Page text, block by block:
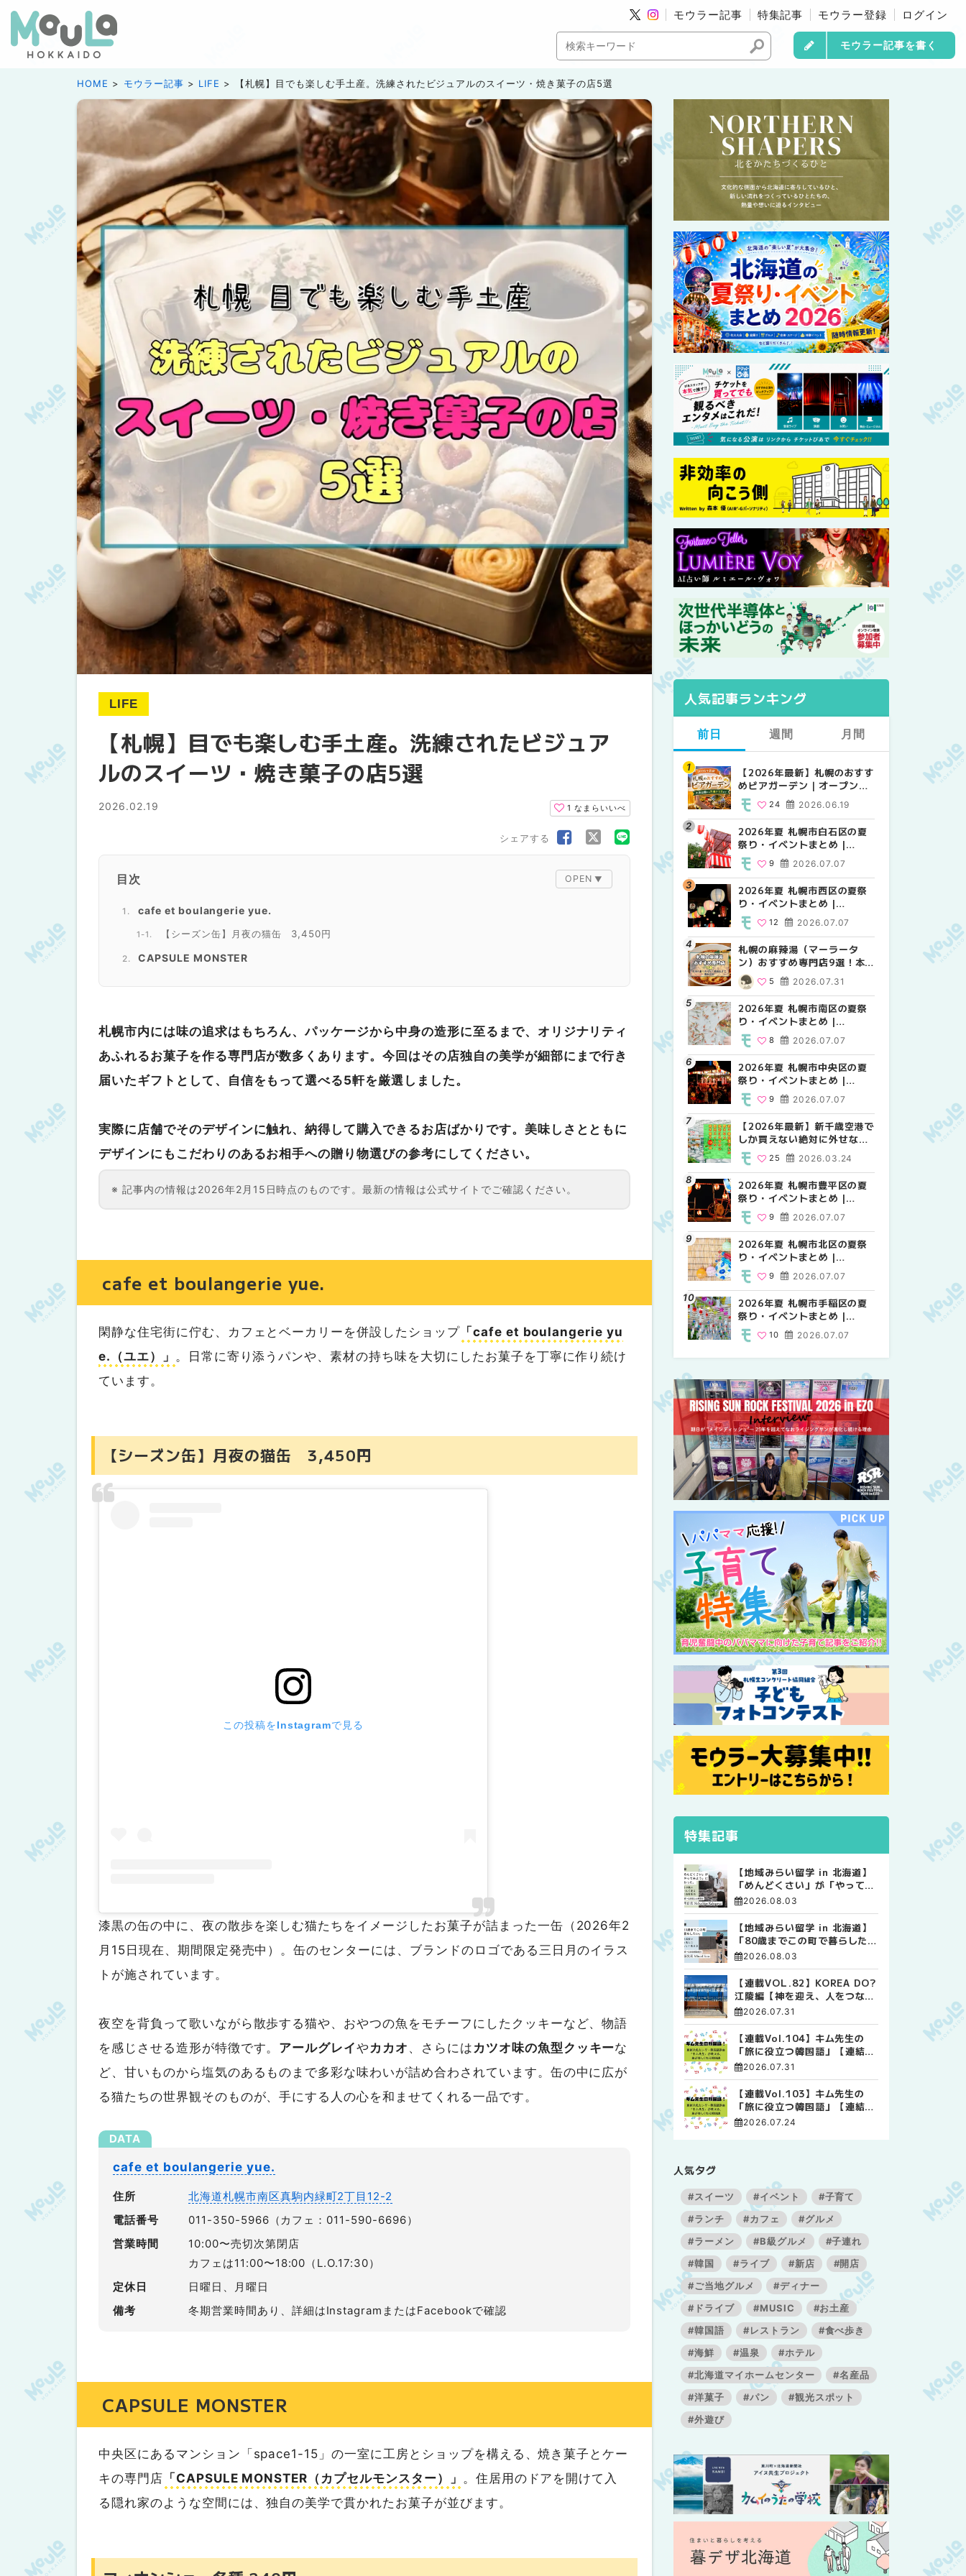
モウラー記事 特集記事 モウラー登録 ログイン
モウラー記事を書く
HOME モウラー記事 LIFE 【札幌】目でも楽しむ手土産。洗練されたビジュアルのスイーツ・焼き菓子の店5選
LIFE
【札幌】目でも楽しむ手土産。洗練されたビジュア
ルのスイーツ・焼き菓子の店5選
2026.02.19 1 なまらいいべ
シェアする
目次
cafe et boulangerie yue.
【シーズン缶】月夜の猫缶 3,450円
CAPSULE MONSTER
チョコレート 55g 1,400円〜、25g 630円〜
佐藤堂
北海道 熊もなか（ピスタチオ餡と小倉餡） 1個 450円
マカロン 1個320円〜、3個入り 950円〜
おわりに：豊かな素材と、独自の造形美を楽しむお菓子巡り
札幌市内には味の追求はもちろん、パッケージから中身の造形に至るまで、オリジナリティ
あふれるお菓子を作る専門店が数多くあります。今回はその店独自の美学が細部にまで行き
届いたギフトとして、自信をもって選べる5軒を厳選しました。
実際に店舗でそのデザインに触れ、納得して購入できるお店ばかりです。美味しさとともに
デザインにもこだわりのあるお相手への贈り物選びの参考にしてください。
記事内の情報は2026年2月15日時点のものです。最新の情報は公式サイトでご確認ください。
cafe et boulangerie yue.
閑静な住宅街に佇む、カフェとベーカリーを併設したショップ「cafe et boulangerie yu
e.（ユエ）」 。日常に寄り添うパンや、素材の持ち味を大切にしたお菓子を丁寧に作り続け
ています。
【シーズン缶】月夜の猫缶 3,450円
この投稿をInstagramで見る
漆黒の缶の中に、夜の散歩を楽しむ猫たちをイメージしたお菓子が詰まった一缶（2026年2
月15日現在、期間限定発売中）。缶のセンターには、ブランドのロゴである三日月のイラス
トが施されています。
夜空を背負って歌いながら散歩する猫や、おやつの魚をモチーフにしたクッキーなど、物語
を感じさせる造形が特徴です。 アールグレイやカカオ 、さらには カツオ味の魚型クッキーな
ど、甘いものから塩気のあるものまで多彩な味わいが詰め合わされています。缶の中に広が
る猫たちの世界観そのものが、手にする人の心を和ませてくれる一品です。
cafe et boulangerie yue.
住所
北海道札幌市南区真駒内緑町2丁目12-2
電話番号
011-350-5966（カフェ：011-590-6696）
営業時間
10:00〜売切次第閉店
カフェは11:00〜18:00（L.O.17:30）
定休日
日曜日、月曜日
備考
冬期営業時間あり、詳細はInstagramまたはFacebookで確認
CAPSULE MONSTER
中央区にあるマンション「space1-15」の一室に工房とショップを構える、焼き菓子とケー
キの専門店 「CAPSULE MONSTER（カプセルモンスター）」 。住居用のドアを開けて入
る隠れ家のような空間には、独自の美学で貫かれたお菓子が並びます。
人気記事ランキング
前日
【2026年最新】札幌のおすす
めビアガーデン｜オープン日
順に徹底紹介！大通公園から
穴場テラスまで | MouLa
HOKKAIDO
2026.06.19
24
2026年夏 札幌市白石区の夏
祭り・イベントまとめ |
MouLa HOKKAIDO
2026.07.07
9
2026年夏 札幌市西区の夏祭
り・イベントまとめ |
MouLa HOKKAIDO
2026.07.07
12
札幌の麻辣湯（マーラータ
ン）おすすめ専門店9選！本
場の量り売りから最新店まで
徹底比較 | MouLa
HOKKAIDO
2026.07.31
5
2026年夏 札幌市南区の夏祭
り・イベントまとめ |
MouLa HOKKAIDO
2026.07.07
8
2026年夏 札幌市中央区の夏
祭り・イベントまとめ |
MouLa HOKKAIDO
2026.07.07
9
【2026年最新】新千歳空港で
しか買えない絶対に外せない
限定スイーツ・焼き菓子18選
| MouLa HOKKAIDO
2026.03.24
25
2026年夏 札幌市豊平区の夏
祭り・イベントまとめ |
MouLa HOKKAIDO
2026.07.07
9
2026年夏 札幌市北区の夏祭
り・イベントまとめ |
MouLa HOKKAIDO
2026.07.07
9
2026年夏 札幌市手稲区の夏
祭り・イベントまとめ |
MouLa HOKKAIDO
2026.07.07
10
週間
【2026年最新】札幌のおすす
めビアガーデン｜オープン日
穴場テラスまで | MouLa
HOKKAIDO
24
2026年夏 札幌市西区の夏祭
り・イベントまとめ |
12
2026年夏 札幌市北区の夏祭
り・イベントまとめ |
9
2026年夏 札幌市手稲区の夏
祭り・イベントまとめ |
10
2026年夏 札幌市白石区の夏
祭り・イベントまとめ |
9
2026年夏 札幌市清田区の夏
祭り・イベントまとめ |
6
2026年夏 札幌市南区の夏祭
り・イベントまとめ |
8
2026年夏 札幌市豊平区の夏
祭り・イベントまとめ |
9
2026年夏 札幌市中央区の夏
祭り・イベントまとめ |
9
2026年夏 恵庭市・千歳市の
夏祭り・イベントまとめ |
9
月間
【2026年最新】札幌のおすす
めビアガーデン｜オープン日
穴場テラスまで | MouLa
HOKKAIDO
24
2026年夏 札幌市北区の夏祭
り・イベントまとめ |
9
2026年夏 札幌市白石区の夏
祭り・イベントまとめ |
9
2026年夏 札幌市西区の夏祭
り・イベントまとめ |
12
2026年夏 札幌市手稲区の夏
祭り・イベントまとめ |
10
札幌の麻辣湯（マーラータ
ン）おすすめ専門店6選！本
徹底比較 | MouLa
HOKKAIDO
5
2026年夏 札幌市清田区の夏
祭り・イベントまとめ |
6
【2026年最新】新千歳空港で
しか買えない絶対に外せない
| MouLa HOKKAIDO
25
【新千歳空港】新カードラウ
ンジが開業。「SUPER
ラウンジアネックス）」をご
紹介！！ | MouLa
HOKKAIDO
18
2026年夏 札幌市豊平区の夏
祭り・イベントまとめ |
9
特集記事
【地域みらい留学 in 北海道】
「めんどくさい」が「やってみ
よう」に変わった。 十勝の風
に吹かれて走る、僕の泥臭くて
自由な高校生活
2026.08.03
【地域みらい留学 in 北海道】
「80歳までこの町で暮らした
い」 標津高校で踏み出した、
私らしい生き方
2026.08.03
【連載VOL.82】KOREA DO?
江陵編【神を迎え、人をつなぐ
時間 ― 江陵端午祭 】
2026.07.31
【連載Vol.104】キム先生の
「旅に役立つ韓国語」【連結語
尾について その4】
2026.07.31
【連載Vol.103】キム先生の
「旅に役立つ韓国語」【連結語
尾について その3】
2026.07.24
人気タグ
#スイーツ #イベント
#子育て
#ランチ
#カフェ
#グルメ
#ラーメン
#B級グルメ
#子連れ
#韓国
#ライブ #新店
#開店
#ご当地グルメ
#ディナー
#ドライブ
#MUSIC
#お土産
#韓国語
#レストラン
#食べ歩き
#海鮮
#温泉
#ホテル
#北海道マイホームセンター
#名産品
#洋菓子
#パン
#観光スポット
#外遊び